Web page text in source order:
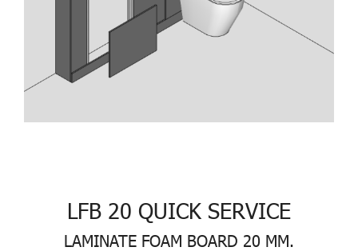
LFB 20 QUICK SERVICE
LAMINATE FOAM BOARD 20 MM.